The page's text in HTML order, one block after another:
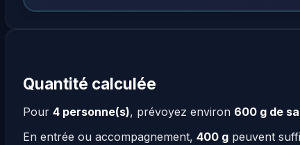
Quantité calculée
Pour 4 personne(s), prévoyez environ 600 g de
En entrée ou accompagnement, 400 g peuvent